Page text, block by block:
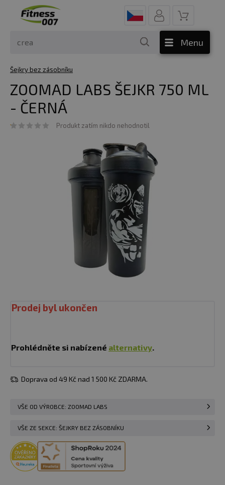
Menu
Šejkry bez zásobníku
ZOOMAD LABS ŠEJKR 750 ML
- ČERNÁ
Produkt zatím nikdo nehodnotil
Prodej byl ukončen
Prohlédněte si nabízené alternativy.
Doprava od 49 Kč nad 1 500 Kč ZDARMA.
VŠE OD VÝROBCE: ZOOMAD LABS
VŠE ZE SEKCE: ŠEJKRY BEZ ZÁSOBNÍKU